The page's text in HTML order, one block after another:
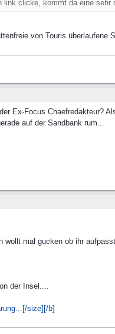
link clicke, kommt da eine
von Touris überlaufene
Ex-Focus Chaefredakteur?
auf der Sandbank rum...
wollt mal gucken ob ihr
der Insel....
size][/b]